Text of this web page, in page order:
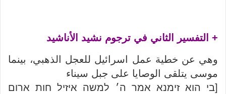
+ التفسير الثاني في ترجوم نشيد الأناشيد
وهي عن خطية عمل اسرائيل للعجل الذهبي، بينما
موسى يتلقى الوصايا على جبل سيناء
[בי הוא זימנא אמר ה׳ למשה איזיל חות ארום